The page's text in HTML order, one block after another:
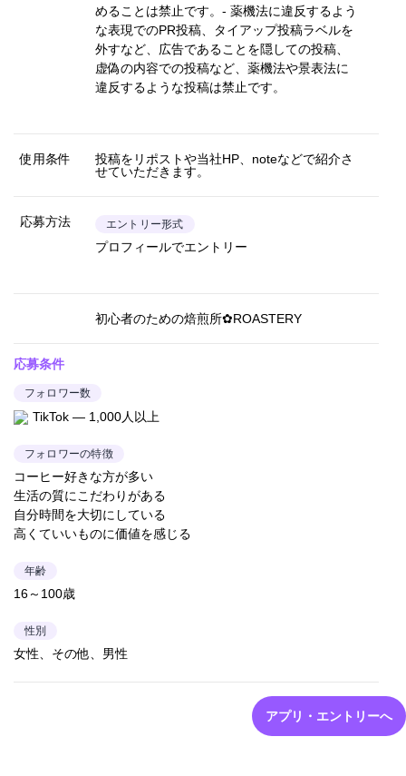
めることは禁止です。- 薬機法に違反するよう
な表現でのPR投稿、タイアップ投稿ラベルを
外すなど、広告であることを隠しての投稿、
虚偽の内容での投稿など、薬機法や景表法に
違反するような投稿は禁止です。
使用条件
投稿をリポストや当社HP、noteなどで紹介さ
せていただきます。
応募方法 エントリー形式
プロフィールでエントリー
初心者のための焙煎所✿ROASTERY
応募条件
フォロワー数
TikTok — 1,000人以上
フォロワーの特徴
コーヒー好きな方が多い
生活の質にこだわりがある
自分時間を大切にしている
高くていいものに価値を感じる
年齢
16～100歳
性別
女性、その他、男性
アプリ・エントリーへ